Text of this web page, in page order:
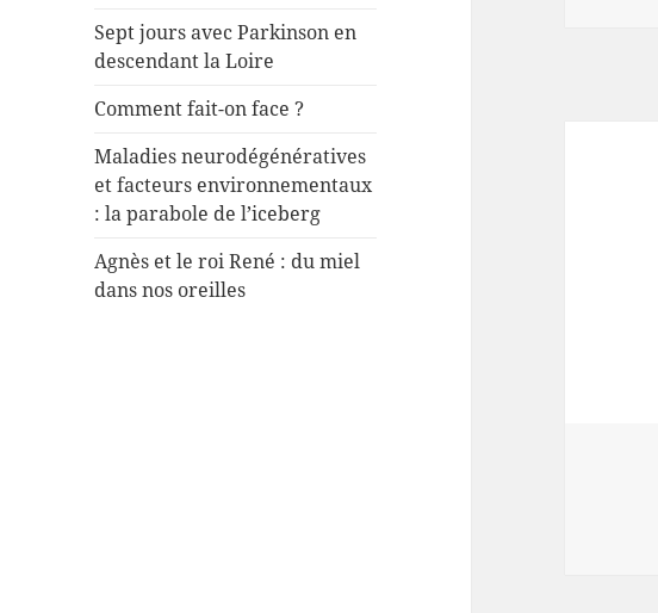
Sept jours avec Parkinson en
descendant la Loire
Comment fait-on face ?
Maladies neurodégénératives
et facteurs environnementaux
: la parabole de l’iceberg
Agnès et le roi René : du miel
dans nos oreilles